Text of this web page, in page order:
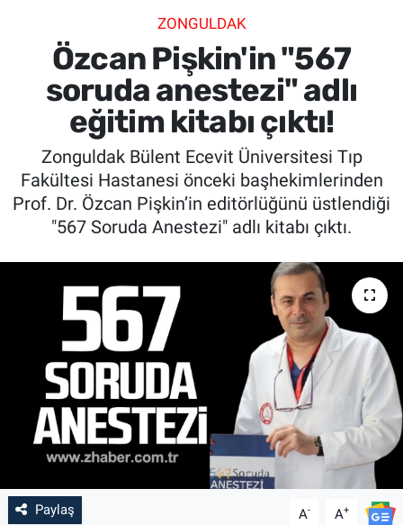
ZONGULDAK
Özcan Pişkin'in "567
soruda anestezi" adlı
eğitim kitabı çıktı!
Zonguldak Bülent Ecevit Üniversitesi Tıp
Fakültesi Hastanesi önceki başhekimlerinden
Prof. Dr. Özcan Pişkin’in editörlüğünü üstlendiği
"567 Soruda Anestezi" adlı kitabı çıktı.
Paylaş A- A+
SAĞLIK